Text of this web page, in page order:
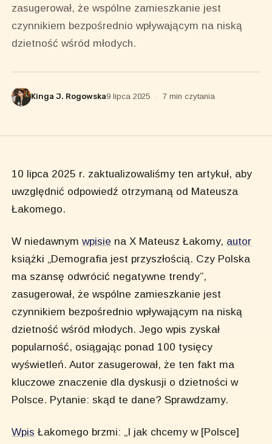
zasugerował, że wspólne zamieszkanie jest
czynnikiem bezpośrednio wpływającym na niską
dzietność wśród młodych.
Kinga J. Rogowska9 lipca 2025 · 7 min czytania
10 lipca 2025 r. zaktualizowaliśmy ten artykuł, aby
uwzględnić odpowiedź otrzymaną od Mateusza
Łakomego.
W niedawnymwpisie na X Mateusz Łakomy, autor
książki „Demografia jest przyszłością. Czy Polska
ma szansę odwrócić negatywne trendy”,
zasugerował, że wspólne zamieszkanie jest
czynnikiem bezpośrednio wpływającym na niską
dzietność wśród młodych. Jego wpis zyskał
popularność, osiągając ponad 100 tysięcy
wyświetleń. Autor zasugerował, że ten fakt ma
kluczowe znaczenie dla dyskusji o dzietności w
Polsce. Pytanie: skąd te dane? Sprawdzamy.
Wpis Łakomego brzmi: „I jak chcemy w [Polsce]